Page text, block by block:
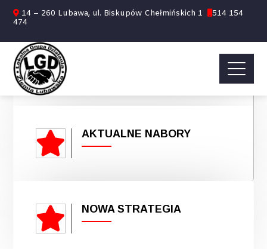
14 – 260 Lubawa, ul. Biskupów Chełmińskich 1
514 154
474
AKTUALNE NABORY
NOWA STRATEGIA